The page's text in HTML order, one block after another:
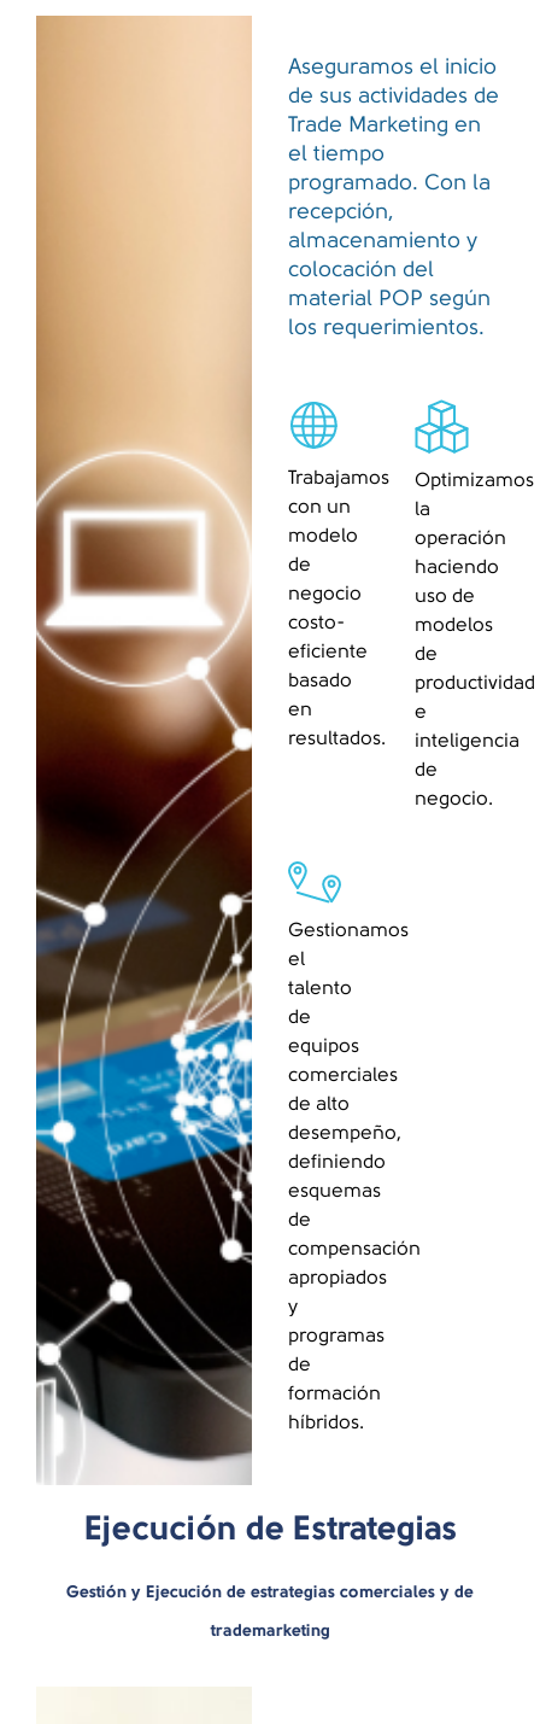
Aseguramos el inicio
de sus actividades de
Trade Marketing en
el tiempo
programado. Con la
recepción,
almacenamiento y
colocación del
material POP según
los requerimientos.
Trabajamos
con un
modelo
de
negocio
costo-
eficiente
basado
en
resultados.
Optimizamos
la
operación
haciendo
uso de
modelos
de
productividad
e
inteligencia
de
negocio.
Gestionamos
el
talento
de
equipos
comerciales
de alto
desempeño,
definiendo
esquemas
de
compensación
apropiados
y
programas
de
formación
híbridos.
Ejecución de Estrategias
Gestión y Ejecución de estrategias comerciales y de
trademarketing